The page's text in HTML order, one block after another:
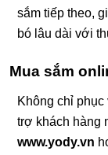
sắm tiếp theo,
bó lâu dài với
Mua sắm
Không chỉ
trợ khách hàng
www.yody.vn